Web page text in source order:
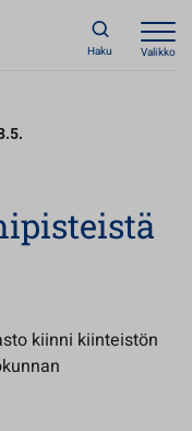
Haku Valikko
kiinni kiinteistön